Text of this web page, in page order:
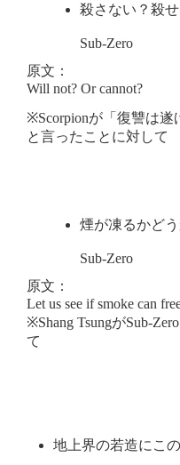
殺さない？殺
Sub-Zero
原文：
Will not? Or cannot?
※Scorpionが「復讐は遂
と言ったことに対して
煙が凍るかど
Sub-Zero
原文：
Let us see if smoke can
※Shang TsungがSub-
て
地上界の若造にこ